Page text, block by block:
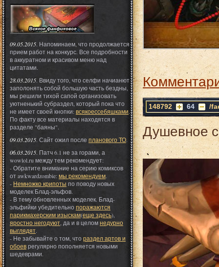
09.05.2015. Напоминаем, что продолжается
прием работ на конкурс. Все подробности
в аккуратном и красивом меню над
цитатами.
28.03.2015. Ввиду того, что селфи начианют
заполонять собой большую часть бездны,
мы решили тихой сапой организовать
уютненький субраздел, который пока что
не имеет своей кнопки:всякоессебяшками.
По факту все материалы находятся в
разделе "баяны".
09.03.2015. Сайт ожил после планового ТО.
06.03.2015. Патч 6.1 не за горами, а
wowlol.ru между тем рекомендует:
- Обратите внимание на серию комиксов
от awkwardzombie:мы рекомендуем.
- Немножко крипоты по поводу новых
моделек Блад-эльфов.
- В тему обновленных моделек. Блад-
эльфийки убедительнопоражаются
парикмахерским изыскам(еще здесь),
яростно негодуют , да и в целомнедурно
выглядят.
- Не забывайте о том, чтораздел артов и
обоеврегулярно пополняется новыми
шедеврами.
148792 64 /
Душевное